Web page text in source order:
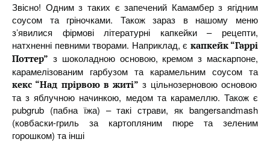
Звісно! Одним з таких є запечений Камамбер з ягідним
соусом та гріночками. Також зараз в нашому меню
з’явилися фірмові літературні капкейки – рецепти,
натхненні певними творами. Наприклад, є капкейк “Гаррі
Поттер” з шоколадною основою, кремом з маскарпоне,
карамелізованим гарбузом та карамельним соусом та
кекс “Над прірвою в житі” з цільнозерновою основою
та з яблучною начинкою, медом та карамеллю. Також є
pubgrub (пабна їжа) – такі страви, як bangersandmash
(ковбаски-гриль за картопляним пюре та зеленим
горошком) та інші